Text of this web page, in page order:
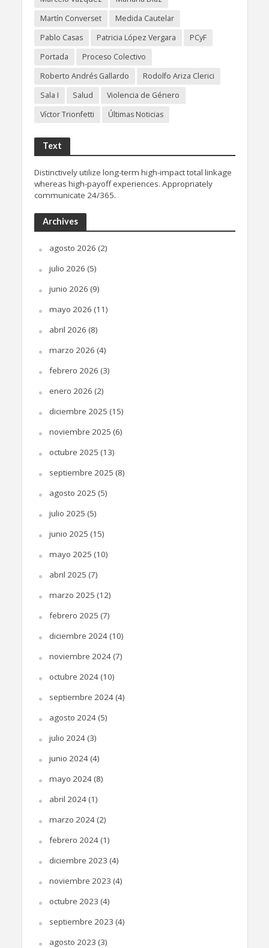
Martín Converset
Medida Cautelar
Pablo Casas
Patricia López Vergara
PCyF
Portada
Proceso Colectivo
Roberto Andrés Gallardo
Rodolfo Ariza Clerici
Sala I
Salud
Violencia de Género
Víctor Trionfetti
Últimas Noticias
Text
Distinctively utilize long-term high-impact total linkage
whereas high-payoff experiences. Appropriately
communicate 24/365.
Archives
agosto 2026 (2)
julio 2026 (5)
junio 2026 (9)
mayo 2026 (11)
abril 2026 (8)
marzo 2026 (4)
febrero 2026 (3)
enero 2026 (2)
diciembre 2025 (15)
noviembre 2025 (6)
octubre 2025 (13)
septiembre 2025 (8)
agosto 2025 (5)
julio 2025 (5)
junio 2025 (15)
mayo 2025 (10)
abril 2025 (7)
marzo 2025 (12)
febrero 2025 (7)
diciembre 2024(10)
noviembre 2024(7)
octubre 2024(10)
septiembre 2024(4)
agosto 2024(5)
julio 2024(3)
junio 2024(4)
mayo 2024(8)
abril 2024(1)
marzo 2024(2)
febrero 2024(1)
diciembre 2023 (4)
noviembre 2023 (4)
octubre 2023 (4)
septiembre 2023 (4)
agosto 2023 (3)